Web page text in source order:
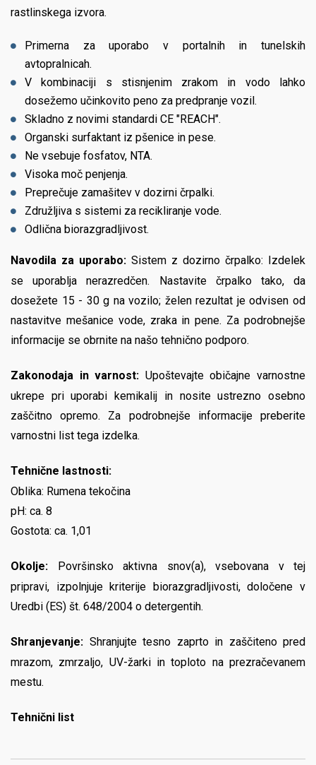
rastlinskega izvora.
Primerna za uporabo v portalnih in tunelskih
avtopralnicah.
V kombinaciji s stisnjenim zrakom in vodo lahko
dosežemo učinkovito peno za predpranje vozil.
Skladno z novimi standardi CE "REACH".
Organski surfaktant iz pšenice in pese.
Ne vsebuje fosfatov, NTA.
Visoka moč penjenja.
Preprečuje zamašitev v dozirni črpalki.
Združljiva s sistemi za recikliranje vode.
Odlična biorazgradljivost.
Navodila za uporabo: Sistem z dozirno črpalko: Izdelek
se uporablja nerazredčen. Nastavite črpalko tako, da
dosežete 15 - 30 g na vozilo; želen rezultat je odvisen od
nastavitve mešanice vode, zraka in pene. Za podrobnejše
informacije se obrnite na našo tehnično podporo.
Zakonodaja in varnost: Upoštevajte običajne varnostne
ukrepe pri uporabi kemikalij in nosite ustrezno osebno
zaščitno opremo. Za podrobnejše informacije preberite
varnostni list tega izdelka.
Tehnične lastnosti:
Oblika: Rumena tekočina
pH: ca. 8
Gostota: ca. 1,01
Okolje: Površinsko aktivna snov(a), vsebovana v tej
pripravi, izpolnjuje kriterije biorazgradljivosti, določene v
Uredbi (ES) št. 648/2004 o detergentih.
Shranjevanje: Shranjujte tesno zaprto in zaščiteno pred
mrazom, zmrzaljo, UV-žarki in toploto na prezračevanem
mestu.
Tehnični list